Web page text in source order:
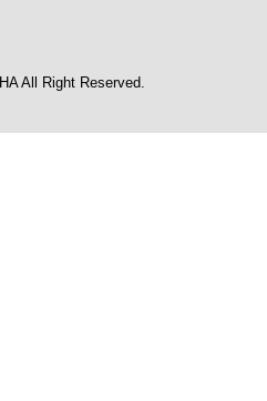
All Right Reserved.